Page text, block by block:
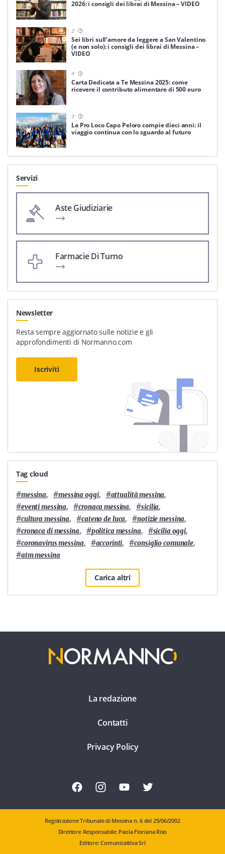
2026: i consigli dei librai di Messina – VIDEO
2'
Sei libri sull’amore da leggere a San Valentino
(e non solo): i consigli dei librai di Messina –
VIDEO
4'
Carta Dedicata a Te Messina 2025: come
ricevere il contributo alimentare di 500 euro
3'
La Pro Loco Capo Peloro compie dieci anni: il
viaggio continua con lo sguardo al futuro
Servizi
Aste Giudiziarie
Farmacie Di Turno
Newsletter
Resta sempre aggiornato sulle notizie e gli
approfondimenti di Normanno.com
Iscriviti
Tag cloud
#messina, #messina oggi, #attualità messina,
#eventi messina, #cronaca messina, #sicilia,
#cultura messina, #cateno de luca, #notizie messina,
#cronaca di messina, #politica messina, #sicilia oggi,
#coronavirus messina, #accorinti, #consiglio comunale,
#atm messina
Carica altri
La redazione
Contatti
Privacy Policy
Registrazione Tribunale di Messina n. 6 del 25/06/2002
Direttore Responsabile: Paola Floriana Riso
Editore: Comunicattiva Srl